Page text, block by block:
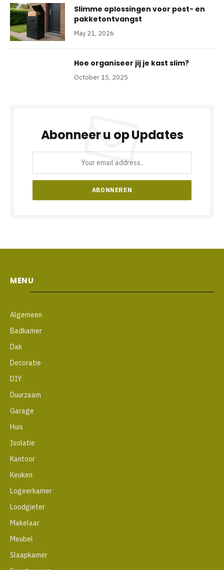
Slimme oplossingen voor post- en
pakketontvangst
May 21, 2026
Hoe organiseer jij je kast slim?
October 15, 2025
Abonneer u op Updates
MENU
Algemeen
Badkamer
Dak
Decoratie
DIY
Duurzaam
Garage
Huis
Isolatie
Kantoor
Keuken
Logeerkamer
Loodgieter
Makelaar
Meubel
Slaapkamer